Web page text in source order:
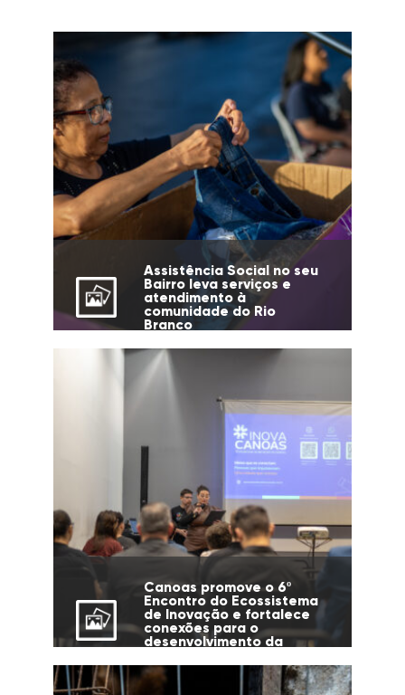
Assistência Social no seu
Bairro leva serviços e
atendimento à
comunidade do Rio
Branco
Canoas promove o 6º
Encontro do Ecossistema
de Inovação e fortalece
conexões para o
desenvolvimento da